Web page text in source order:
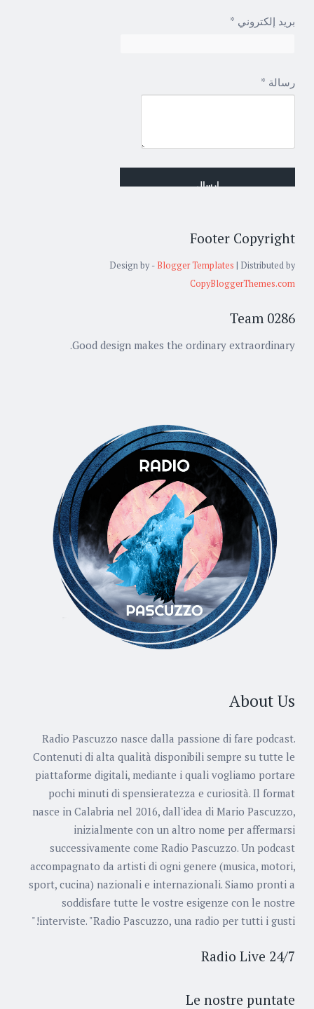
بريد إلكتروني *
رسالة *
Footer Copyright
Design by - Blogger Templates | Distributed by
CopyBloggerThemes.com
0286 Team
Good design makes the ordinary extraordinary.
About Us
Radio Pascuzzo nasce dalla passione di fare podcast.
Contenuti di alta qualità disponibili sempre su tutte le
piattaforme digitali, mediante i quali vogliamo portare
pochi minuti di spensieratezza e curiosità. Il format
nasce in Calabria nel 2016, dall'idea di Mario Pascuzzo,
inizialmente con un altro nome per affermarsi
successivamente come Radio Pascuzzo. Un podcast
accompagnato da artisti di ogni genere (musica, motori,
sport, cucina) nazionali e internazionali. Siamo pronti a
soddisfare tutte le vostre esigenze con le nostre
interviste. "Radio Pascuzzo, una radio per tutti i gusti!"
Radio Live 24/7
Le nostre puntate